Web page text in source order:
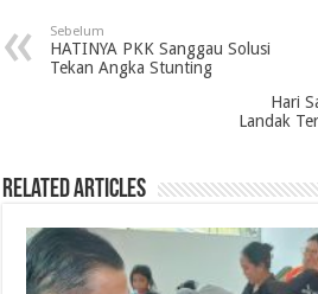
Sebelum
HATINYA PKK Sanggau Solusi
Tekan Angka Stunting
Hari
Landak
Related Articles